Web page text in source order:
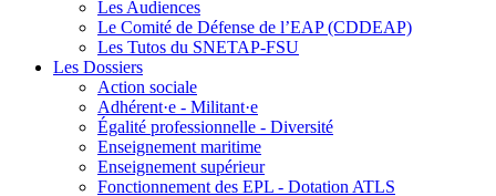
Les Audiences
Le Comité de Défense de l’EAP (CDDEAP)
Les Tutos du SNETAP-FSU
Les Dossiers
Action sociale
Adhérent·e - Militant·e
Égalité professionnelle - Diversité
Enseignement maritime
Enseignement supérieur
Fonctionnement des EPL - Dotation ATLS